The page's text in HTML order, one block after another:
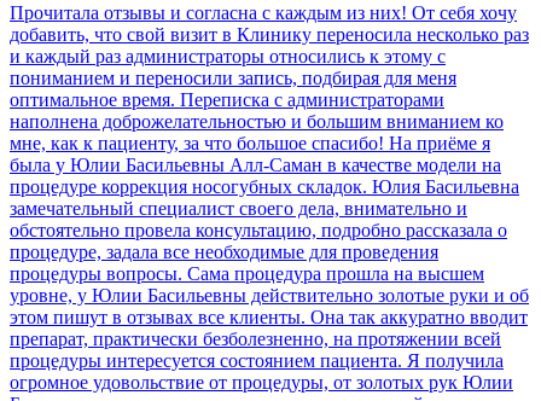
Прочитала отзывы и согласна с каждым из них! От себя хочу
добавить, что свой визит в Клинику переносила несколько раз
и каждый раз администраторы относились к этому с
пониманием и переносили запись, подбирая для меня
оптимальное время. Переписка с администраторами
наполнена доброжелательностью и большим вниманием ко
мне, как к пациенту, за что большое спасибо! На приёме я
была у Юлии Басильевны Алл-Саман в качестве модели на
процедуре коррекция носогубных складок. Юлия Басильевна
замечательный специалист своего дела, внимательно и
обстоятельно провела консультацию, подробно рассказала о
процедуре, задала все необходимые для проведения
процедуры вопросы. Сама процедура прошла на высшем
уровне, у Юлии Басильевны действительно золотые руки и об
этом пишут в отзывах все клиенты. Она так аккуратно вводит
препарат, практически безболезненно, на протяжении всей
процедуры интересуется состоянием пациента. Я получила
огромное удовольствие от процедуры, от золотых рук Юлии